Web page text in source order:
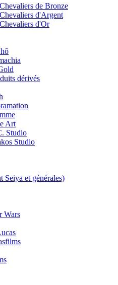
de Bronze
d'Argent
d'Or
dérivés
Art
Studio
Studio
Seiya et générales)
Wars